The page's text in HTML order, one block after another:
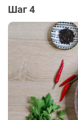
Шаг 4